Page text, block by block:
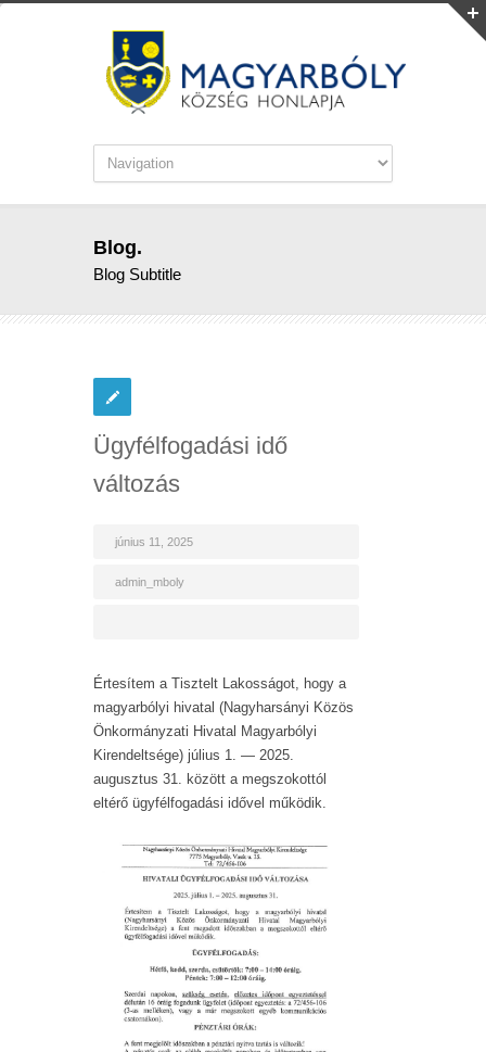
Blog.
Blog Subtitle
Ügyfélfogadási idő
változás
június 11, 2025
admin_mboly
Értesítem a Tisztelt Lakosságot, hogy a
magyarbólyi hivatal (Nagyharsányi Közös
Önkormányzati Hivatal Magyarbólyi
Kirendeltsége) július 1. — 2025.
augusztus 31. között a megszokottól
eltérő ügyfélfogadási idővel működik.